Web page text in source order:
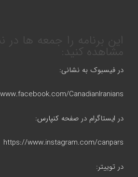
این برنامه را جمعه ها در
مشاهده کنید:
در فیسبوک به نشانی:
CanadianIranians
در ایستاگرام در صفحه کنپارس:
https://www.instagram.com/canpars
در توییتر: